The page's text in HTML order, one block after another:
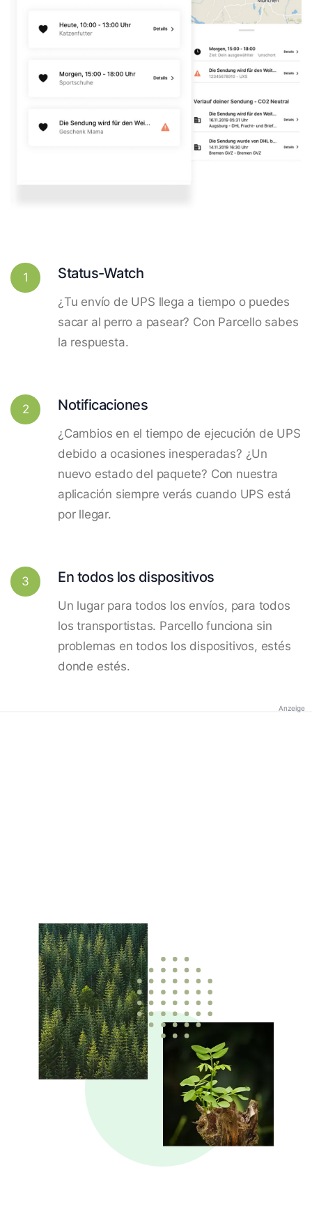
1 Status-Watch
¿Tu envío de UPS llega a tiempo o puedes
sacar al perro a pasear? Con Parcello sabes
la respuesta.
2 Notificaciones
¿Cambios en el tiempo de ejecución de UPS
debido a ocasiones inesperadas? ¿Un
nuevo estado del paquete? Con nuestra
aplicación siempre verás cuando UPS está
por llegar.
3 En todos los dispositivos
Un lugar para todos los envíos, para todos
los transportistas. Parcello funciona sin
problemas en todos los dispositivos, estés
donde estés.
Anzeige